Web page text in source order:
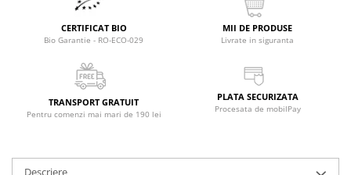
Alimente bio pentru copii
Condimente si mirodenii
Super alimente
Semipreparate
Deshidratate
Relaxare - Antistres
Rinichi si afecțiuni renale
Sistemul digestiv si afectiuni
Sistemul endocrin
Sistemul nervos
Slabit
CERTIFICAT BIO
Bio Garantie - RO-ECO-029
MII DE PRODUSE
Livrate in siguranta
TRANSPORT GRATUIT
Pentru comenzi mai mari de 190 lei
PLATA SECURIZATA
Procesata de mobilPay
Descriere